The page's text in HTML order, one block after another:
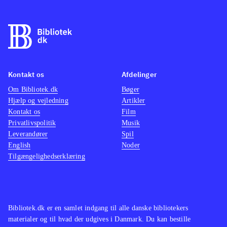
versionen af FIFA 13 ikke med her,
fx skill games og ultimate team,
minder det mere om FIFA 12, blot
med ny styring og opdaterede navne
Der er ikke andre fodboldspil til
WiiU endnu
Alt i alt et godt fodboldspil til WiiU,
som nok mangler de andre konsollers
nyheder, men byder på en
Bibliotek.dk er en samlet indgang til alle danske bibliotekers
materialer og til hvad der udgives i Danmark. Du kan bestille
Kontakt os
Om Bibliotek.dk
Hjælp og vejledning
Kontakt os
Privatlivspolitik
Leverandører
English
Tilgængelighedserklæring
Afdelinger
Bøger
Artikler
Film
Musik
Spil
Noder